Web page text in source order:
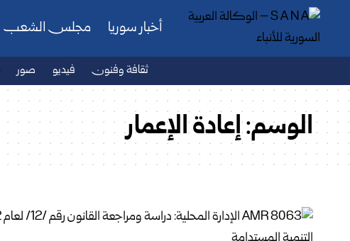
أخبار سوريا مجلس الشعب
ثقافة وفنون فيديو صور
الوسم:إعادة الإعمار